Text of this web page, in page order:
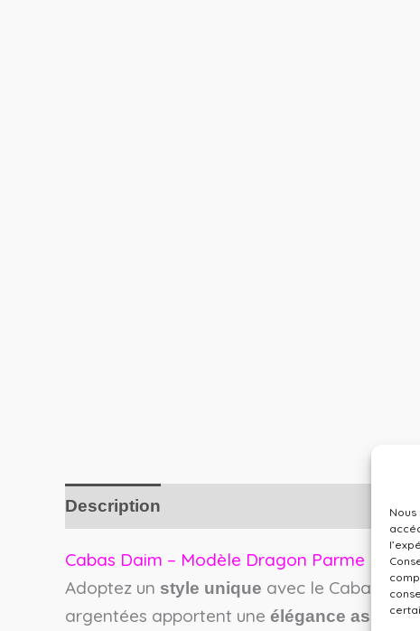
Description
Cabas Daim – Modèle Dragon Parme
Adoptez un style unique avec le Cabas
argentées apportent une élégance